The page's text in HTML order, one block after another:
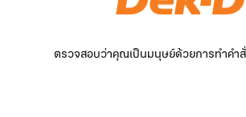
ตรวจสอบว่าคุณเป็นมนุษย์ด้วยการทำคำสั่